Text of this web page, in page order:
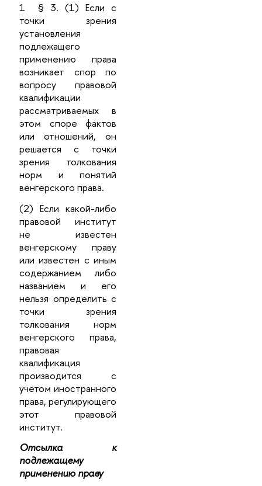
1 § 3. (1) Если с
точки зрения
установления
подлежащего
применению права
возникает спор по
вопросу правовой
квалификации
рассматриваемых в
этом споре фактов
или отношений, он
решается с точки
зрения толкования
норм и понятий
венгерского права.
(2) Если какой-либо
правовой институт
не известен
венгерскому праву
или известен с иным
содержанием либо
названием и его
нельзя определить с
точки зрения
толкования норм
венгерского права,
правовая
квалификация
производится с
учетом иностранного
права, регулирующего
этот правовой
институт.
Отсылка к
подлежащему
применению праву